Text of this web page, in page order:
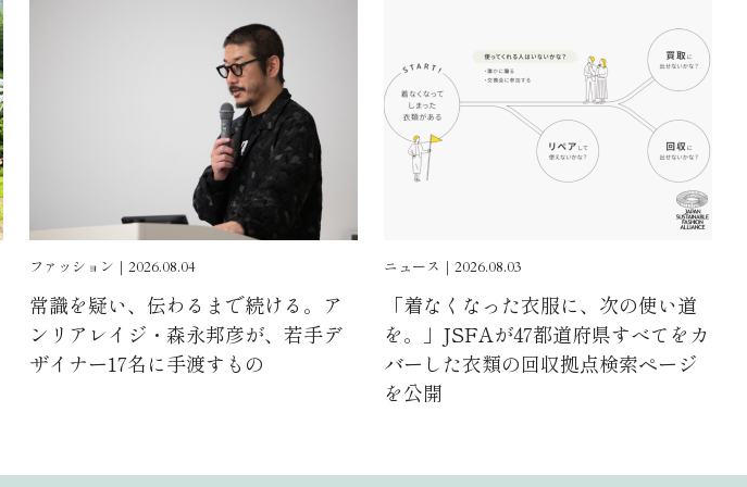
ファッション｜2026.08.04
常識を疑い、伝わるまで続ける。ア
ンリアレイジ・森永邦彦が、若手デ
ザイナー17名に手渡すもの
ニュース｜2026.08.03
「着なくなった衣服に、次の使い道
を。」JSFAが47都道府県すべてをカ
バーした衣類の回収拠点検索ページ
を公開